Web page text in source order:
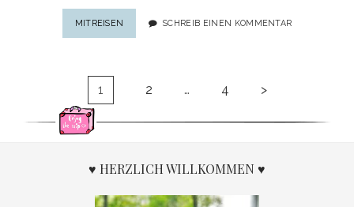
MITREISEN MANHATTAN
VON
AUSSICHTSPUNKTE
SCHREIB EINEN KOMMENTAR
Seitennummerierung
Beiträge
1 2 … 4 >
♥ HERZLICH WILLKOMMEN ♥